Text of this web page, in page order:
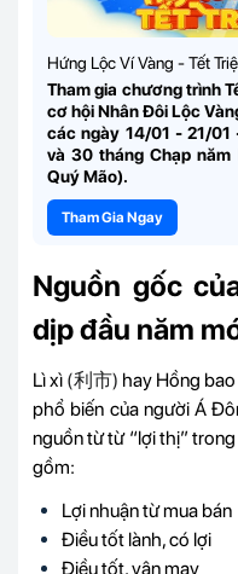
Hứng Lộc Ví Vàng - Tết
Tham gia chương trình
cơ hộiNhân Đôi Lộc
các ngày 14/01 - 21/01
và 30 tháng Chạp năm
Quý Mão).
Tham Gia Ngay
Nguồn gốc
dịp đầu năm
Lì xì (利市) hay Hồng bao
phổ biến của người Á
nguồn từ từ “lợi thị”
gồm:
Lợi nhuận từ mua bán
Điều tốt lành, có lợi
Điều tốt, vận may